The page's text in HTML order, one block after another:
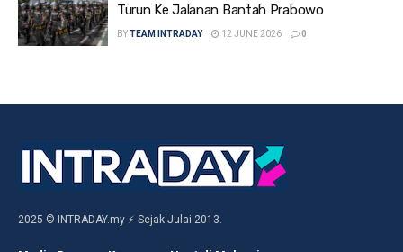
Turun Ke Jalanan Bantah Prabowo
BYTEAM INTRADAY 12 JUNE 2026 0
2025 © INTRADAY.my ⚡ Sejak Julai 2013.